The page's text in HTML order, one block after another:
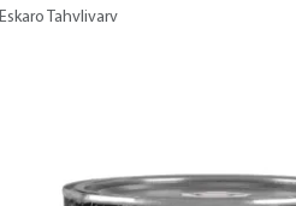
Eskaro Tahvlivarv